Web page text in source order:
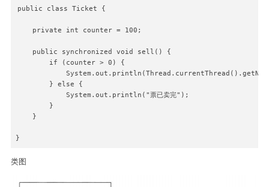
public class Ticket {
    private int counter = 100;
    public synchronized void sell() {
        if (counter > 0) {
        } else {
            System.out.println("票已卖完");
        }
    }
类图